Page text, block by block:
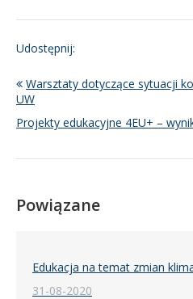
Udostępnij:
Warsztaty dotyczące sytuacji
UW
Projekty edukacyjne 4EU+ –
Powiązane
Edukacja na temat zmian
31-08-2020